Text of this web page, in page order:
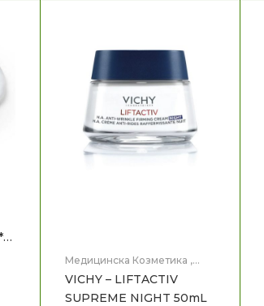
Медицинска Козметика ,
VICHY – LIFTACTIV
SUPREME NIGHT 50mL